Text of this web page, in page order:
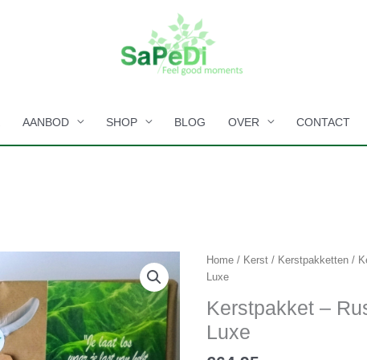
AANBOD SHOP BLOG OVER CONTACT
Home / Kerst / Kerstpakketten /
Luxe
Kerstpakket –
Luxe